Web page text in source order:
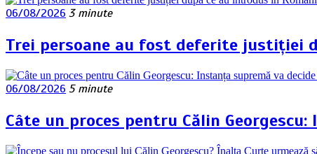
06/08/2026 3 minute
Trei persoane au fost deferite justiției
06/08/2026 5 minute
Câte un proces pentru Călin